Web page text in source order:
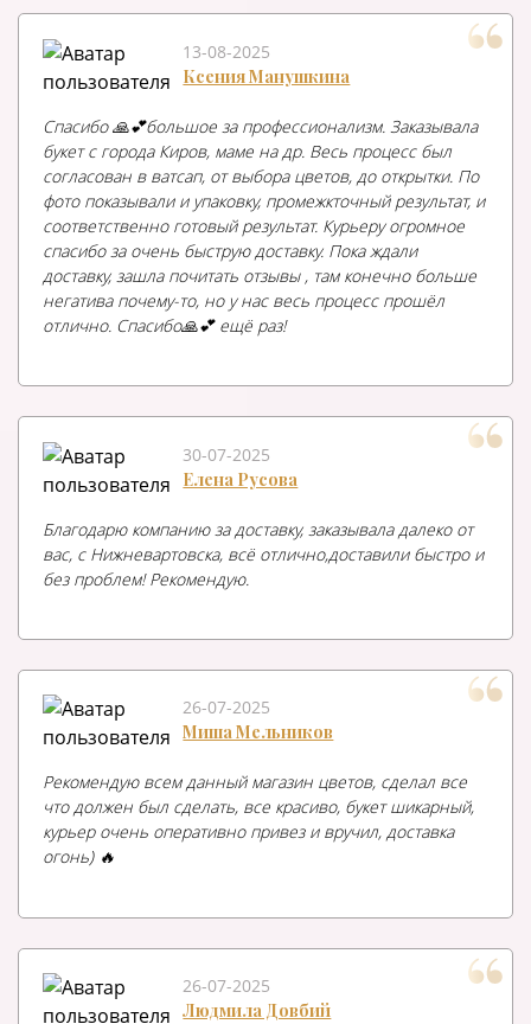
13-08-2025
Ксения Манушкина
Спасибо 🙏💕большое за профессионализм. Заказывала
букет с города Киров, маме на др. Весь процесс был
согласован в ватсап, от выбора цветов, до открытки. По
фото показывали и упаковку, промежкточный результат, и
соответственно готовый результат. Курьеру огромное
спасибо за очень быструю доставку. Пока ждали
доставку, зашла почитать отзывы , там конечно больше
негатива почему-то, но у нас весь процесс прошёл
отлично. Спасибо🙏💕 ещё раз!
30-07-2025
Елена Русова
Благодарю компанию за доставку, заказывала далеко от
вас, с Нижневартовска, всё отлично,доставили быстро и
без проблем! Рекомендую.
26-07-2025
Миша Мельников
Рекомендую всем данный магазин цветов, сделал все
что должен был сделать, все красиво, букет шикарный,
курьер очень оперативно привез и вручил, доставка
огонь) 🔥
26-07-2025
Людмила Довбий